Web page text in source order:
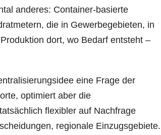
anderes: Container-basierte
die in Gewerbegebieten, in
dort, wo Bedarf entsteht –
eine Frage der
optimiert aber die
flexibler auf Nachfrage
regionale Einzugsgebiete.